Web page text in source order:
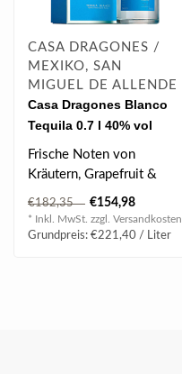
CASA DRAGONES /
MEXIKO, SAN
MIGUEL DE ALLENDE
Casa Dragones Blanco
Tequila 0.7 l 40% vol
Frische Noten von
Kräutern, Grapefruit &
grünem Apfel,
einzigartiger Geschmack..
€182,35 €154,98
* Inkl. MwSt. zzgl. Versandkosten
Grundpreis: €221,40 / Liter